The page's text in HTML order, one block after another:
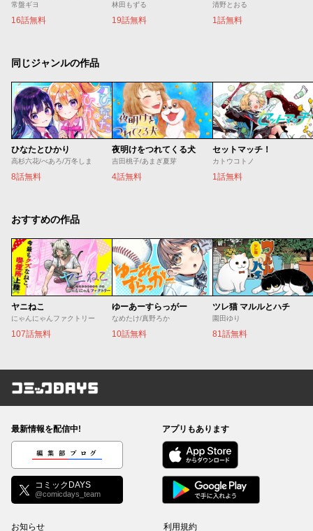
常盤ギヨ
16話無料
林田もずる
19話無料
清野とおる
1話無料
同じジャンルの作品
ひなたとひかり
高杉六花/べあろ/万冬しま
8話無料
夜明けをつれてくる犬
吉田桃子/あまぎ夏芽
4話無料
セットマッチ！
カトウコトノ
1話無料
おすすめの作品
ヤニねこ
にゃんにゃんファクトリー
107話無料
ゆーあーすらっがー
なめたけ/真野ろか
10話無料
ツレ猫 マルルとハチ
園田ゆり
81話無料
コミックDAYS
最新情報を配信中!
編集部ブログ
コミックDAYS
@comicdays_team
アプリもあります
お知らせ 利用規約